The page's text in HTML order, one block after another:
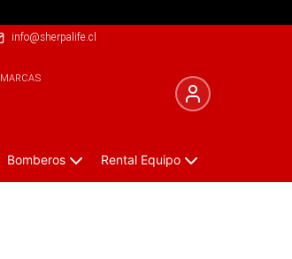
info@sherpalife.cl
MARCAS
Bomberos Rental Equipo